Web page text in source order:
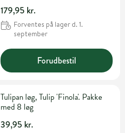
179,95 kr.
Forventes på lager d. 1.
september
Forudbestil
Tulipan løg, Tulip 'Finola'. Pakke
med 8 løg
39,95 kr.